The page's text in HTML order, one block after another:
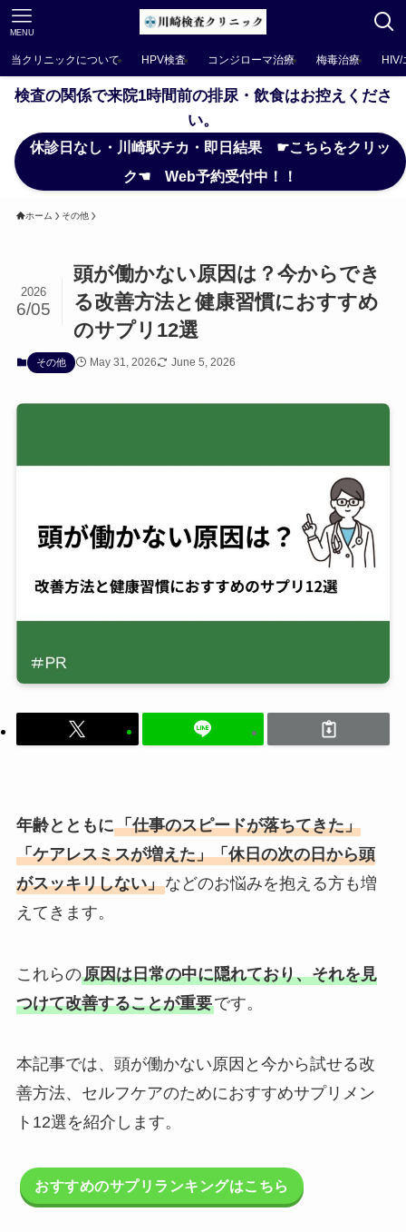
MENU
当クリニックについて HPV検査 コンジローマ治療 梅毒治療
検査の関係で来院1時間前の排尿・飲食はお控えくださ
い。
休診日なし・川崎駅チカ・即日結果 ☛こちらをクリッ
ク☚ Web予約受付中！！
ホーム その他
頭が働かない原因は？今からでき
る改善方法と健康習慣におすすめ
のサプリ12選
2026
6/05
その他 May 31, 2026 June 5, 2026
年齢とともに「仕事のスピードが落ちてきた」
「ケアレスミスが増えた」「休日の次の日から頭
がスッキリしない」などのお悩みを抱える方も増
えてきます。
これらの原因は日常の中に隠れており、それを見
つけて改善することが重要です。
本記事では、頭が働かない原因と今から試せる改
善方法、セルフケアのためにおすすめサプリメン
ト12選を紹介します。
おすすめのサプリランキングはこちら